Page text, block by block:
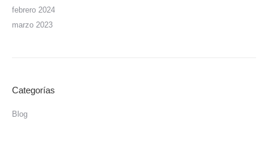
febrero 2024
marzo 2023
Categorías
Blog